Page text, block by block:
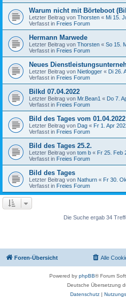
Warum nicht mit Börteboot
Letzter Beitrag von Thorsten « Mi 15.
Verfasst in Freies Forum
Hermann Marwede
Letzter Beitrag von Thorsten « So 15.
Verfasst in Freies Forum
Neues
Letzter Beitrag von Nietlogger « Di 26.
Verfasst in Freies Forum
Bilkd 07.04.2022
Letzter Beitrag von Mr.Bean1 « Do 7.
Verfasst in Freies Forum
Bild des Tages vom 01.04.2022
Letzter Beitrag von Dag « Fr 1. Apr
Verfasst in Freies Forum
Bild des Tages 25.2.
Letzter Beitrag von tom b « Fr 25. Feb
Verfasst in Freies Forum
Bild des Tages
Letzter Beitrag von Nathurn « Fr 30.
Verfasst in Freies Forum
Die Suche ergab 34
Foren-Übersicht Alle
Powered by phpBB® Forum
Deutsche Übersetzung
Datenschutz|